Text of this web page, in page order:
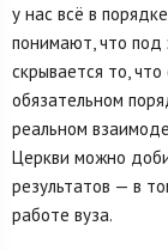
у нас всё в
понимают, что
скрывается то,
обязательном
реальном
Церкви можно
результатов — в
работе вуза.